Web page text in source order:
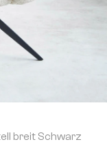
breit Schwarz